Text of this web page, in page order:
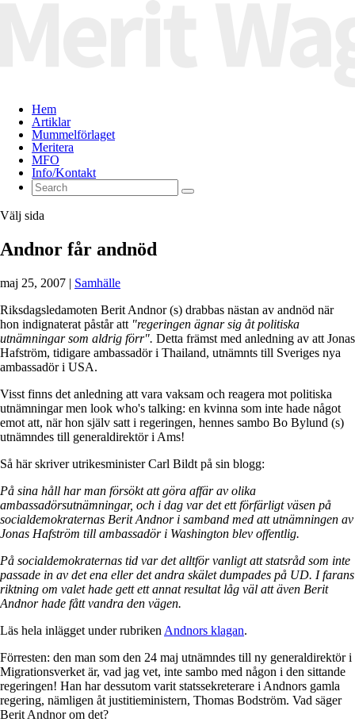
Hem
Artiklar
Mummelförlaget
Meritera
MFO
Info/Kontakt
Välj sida
Andnor får andnöd
maj 25, 2007 | Samhälle
Riksdagsledamoten Berit Andnor (s) drabbas nästan av andnöd när
hon indignaterat påstår att "regeringen ägnar sig åt politiska
utnämningar som aldrig förr". Detta främst med anledning av att Jonas
Hafström, tidigare ambassadör i Thailand, utnämnts till Sveriges nya
ambassadör i USA.
Visst finns det anledning att vara vaksam och reagera mot politiska
utnämningar men look who's talking: en kvinna som inte hade något
emot att, när hon själv satt i regeringen, hennes sambo Bo Bylund (s)
utnämndes till generaldirektör i Ams!
Så här skriver utrikesminister Carl Bildt på sin blogg:
På sina håll har man försökt att göra affär av olika
ambassadörsutnämningar, och i dag var det ett förfärligt väsen på
socialdemokraternas Berit Andnor i samband med att utnämningen av
Jonas Hafström till ambassadör i Washington blev offentlig.
På socialdemokraternas tid var det alltför vanligt att statsråd som inte
passade in av det ena eller det andra skälet dumpades på UD. I farans
riktning om valet hade gett ett annat resultat låg väl att även Berit
Andnor hade fått vandra den vägen.
Läs hela inlägget under rubriken Andnors klagan.
Förresten: den man som den 24 maj utnämndes till ny generaldirektör i
Migrationsverket är, vad jag vet, inte sambo med någon i den sittande
regeringen! Han har dessutom varit statssekreterare i Andnors gamla
regering, nämligen åt justitieministern, Thomas Bodström. Vad säger
Berit Andnor om det?